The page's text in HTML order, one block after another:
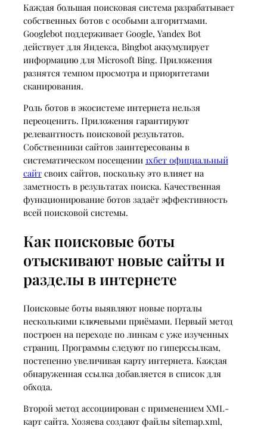
Каждая большая поисковая система разрабатывает
собственных ботов с особыми алгоритмами.
Googlebot поддерживает Google, Yandex Bot
действует для Яндекса, Bingbot аккумулирует
информацию для Microsoft Bing. Приложения
разнятся темпом просмотра и приоритетами
сканирования.
Роль ботов в экосистеме интернета нельзя
переоценить. Приложения гарантируют
релевантность поисковой результатов.
Собственники сайтов заинтересованы в
систематическом посещении 1хбет официальный
сайтсвоих сайтов, поскольку это влияет на
заметность в результатах поиска. Качественная
функционирование ботов задаёт эффективность
всей поисковой системы.
Как поисковые боты
отыскивают новые сайты и
разделы в интернете
Поисковые боты выявляют новые порталы
несколькими ключевыми приёмами. Первый метод
построен на переходе по линкам с уже изученных
страниц. Программы следуют по гиперссылкам,
постепенно увеличивая карту интернета. Каждая
обнаруженная ссылка добавляется в список для
обхода.
Второй метод ассоциирован с применением XML-
карт сайта. Хозяева создают файлы sitemap.xml,